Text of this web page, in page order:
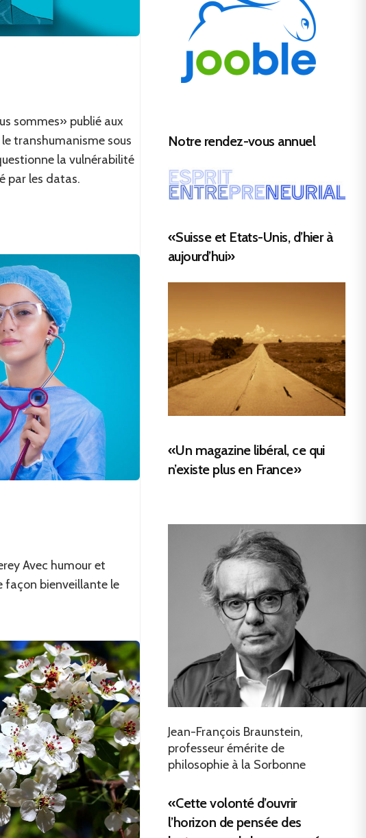
sommes» publié aux
transhumanisme sous
la vulnérabilité
par les datas.
Avec humour et
façon bienveillante le
Notre rendez-vous annuel
«Suisse et Etats-Unis, d’hier à
aujourd’hui»
«Un magazine libéral, ce qui
n’existe plus en France»
Jean-François Braunstein,
professeur émérite de
philosophie à la Sorbonne
«Cette volonté d’ouvrir
l’horizon de pensée des